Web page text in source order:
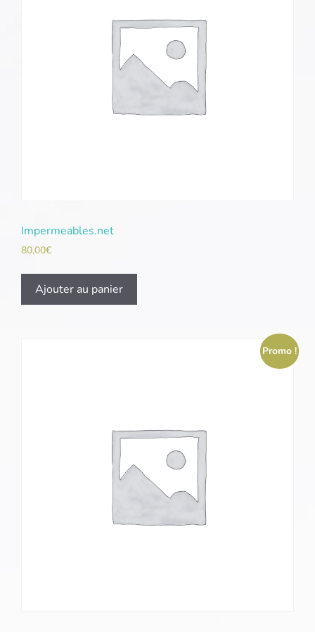
Impermeables.net
80,00€
Ajouter au panier
Promo !